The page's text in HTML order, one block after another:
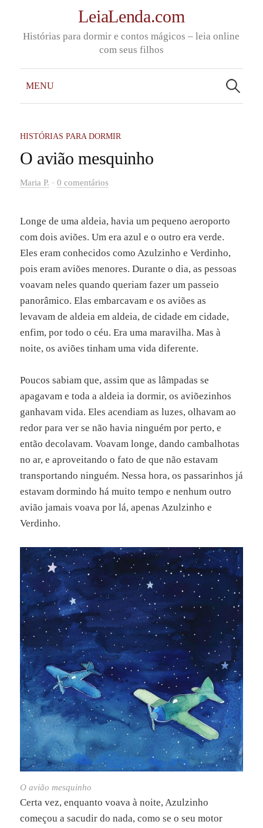
content
LeiaLenda.com
Histórias para dormir e contos mágicos – leia online
com seus filhos
MENU
por:
HISTÓRIAS PARA DORMIR
O avião mesquinho
Maria P. - 0 comentários
Longe de uma aldeia, havia um pequeno aeroporto
com dois aviões. Um era azul e o outro era verde.
Eles eram conhecidos como Azulzinho e Verdinho,
pois eram aviões menores. Durante o dia, as pessoas
voavam neles quando queriam fazer um passeio
panorâmico. Elas embarcavam e os aviões as
levavam de aldeia em aldeia, de cidade em cidade,
enfim, por todo o céu. Era uma maravilha. Mas à
noite, os aviões tinham uma vida diferente.
Poucos sabiam que, assim que as lâmpadas se
apagavam e toda a aldeia ia dormir, os aviõezinhos
ganhavam vida. Eles acendiam as luzes, olhavam ao
redor para ver se não havia ninguém por perto, e
então decolavam. Voavam longe, dando cambalhotas
no ar, e aproveitando o fato de que não estavam
transportando ninguém. Nessa hora, os passarinhos já
estavam dormindo há muito tempo e nenhum outro
avião jamais voava por lá, apenas Azulzinho e
Verdinho.
O avião mesquinho
Certa vez, enquanto voava à noite, Azulzinho
começou a sacudir do nada, como se o seu motor